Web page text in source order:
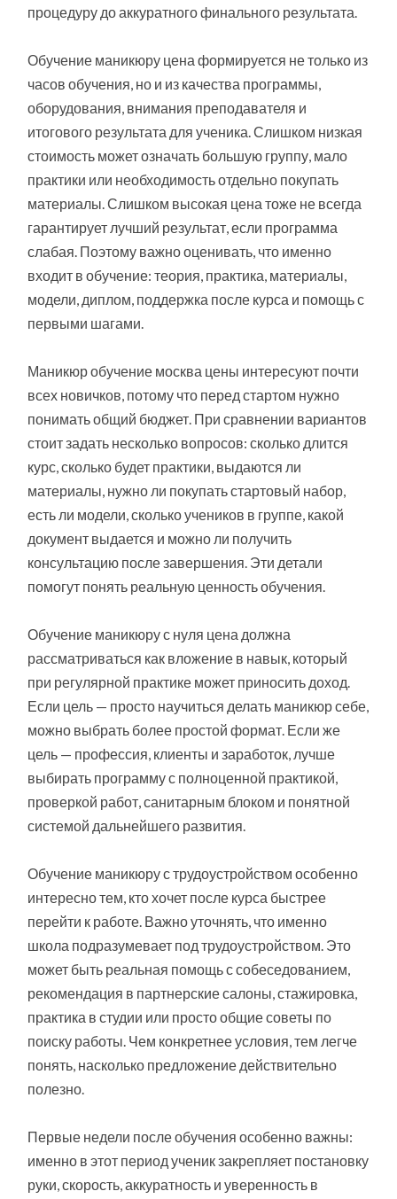
процедуру до аккуратного финального результата.
Обучение маникюру цена формируется не только из
часов обучения, но и из качества программы,
оборудования, внимания преподавателя и
итогового результата для ученика. Слишком низкая
стоимость может означать большую группу, мало
практики или необходимость отдельно покупать
материалы. Слишком высокая цена тоже не всегда
гарантирует лучший результат, если программа
слабая. Поэтому важно оценивать, что именно
входит в обучение: теория, практика, материалы,
модели, диплом, поддержка после курса и помощь с
первыми шагами.
Маникюр обучение москва цены интересуют почти
всех новичков, потому что перед стартом нужно
понимать общий бюджет. При сравнении вариантов
стоит задать несколько вопросов: сколько длится
курс, сколько будет практики, выдаются ли
материалы, нужно ли покупать стартовый набор,
есть ли модели, сколько учеников в группе, какой
документ выдается и можно ли получить
консультацию после завершения. Эти детали
помогут понять реальную ценность обучения.
Обучение маникюру с нуля цена должна
рассматриваться как вложение в навык, который
при регулярной практике может приносить доход.
Если цель — просто научиться делать маникюр себе,
можно выбрать более простой формат. Если же
цель — профессия, клиенты и заработок, лучше
выбирать программу с полноценной практикой,
проверкой работ, санитарным блоком и понятной
системой дальнейшего развития.
Обучение маникюру с трудоустройством особенно
интересно тем, кто хочет после курса быстрее
перейти к работе. Важно уточнять, что именно
школа подразумевает под трудоустройством. Это
может быть реальная помощь с собеседованием,
рекомендация в партнерские салоны, стажировка,
практика в студии или просто общие советы по
поиску работы. Чем конкретнее условия, тем легче
понять, насколько предложение действительно
полезно.
Первые недели после обучения особенно важны:
именно в этот период ученик закрепляет постановку
руки, скорость, аккуратность и уверенность в